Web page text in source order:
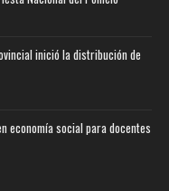
inició la distribución de
economía social para docentes